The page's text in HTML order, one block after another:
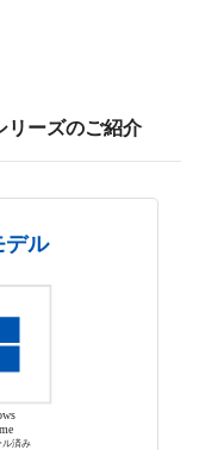
リーズのご紹介
ル
ル済み